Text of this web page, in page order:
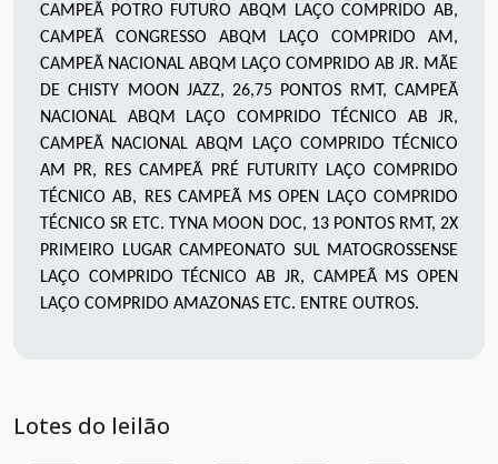
CAMPEÃ POTRO FUTURO ABQM LAÇO COMPRIDO AB,
CAMPEÃ CONGRESSO ABQM LAÇO COMPRIDO AM,
CAMPEÃ NACIONAL ABQM LAÇO COMPRIDO AB JR. MÃE
DE CHISTY MOON JAZZ, 26,75 PONTOS RMT, CAMPEÃ
NACIONAL ABQM LAÇO COMPRIDO TÉCNICO AB JR,
CAMPEÃ NACIONAL ABQM LAÇO COMPRIDO TÉCNICO
AM PR, RES CAMPEÃ PRÉ FUTURITY LAÇO COMPRIDO
TÉCNICO AB, RES CAMPEÃ MS OPEN LAÇO COMPRIDO
TÉCNICO SR ETC. TYNA MOON DOC, 13 PONTOS RMT, 2X
PRIMEIRO LUGAR CAMPEONATO SUL MATOGROSSENSE
LAÇO COMPRIDO TÉCNICO AB JR, CAMPEÃ MS OPEN
LAÇO COMPRIDO AMAZONAS ETC. ENTRE OUTROS.
Lotes do leilão